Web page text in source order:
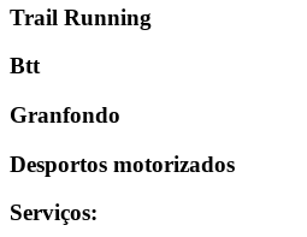
Trail Running
Btt
Granfondo
Desportos motorizados
Serviços: